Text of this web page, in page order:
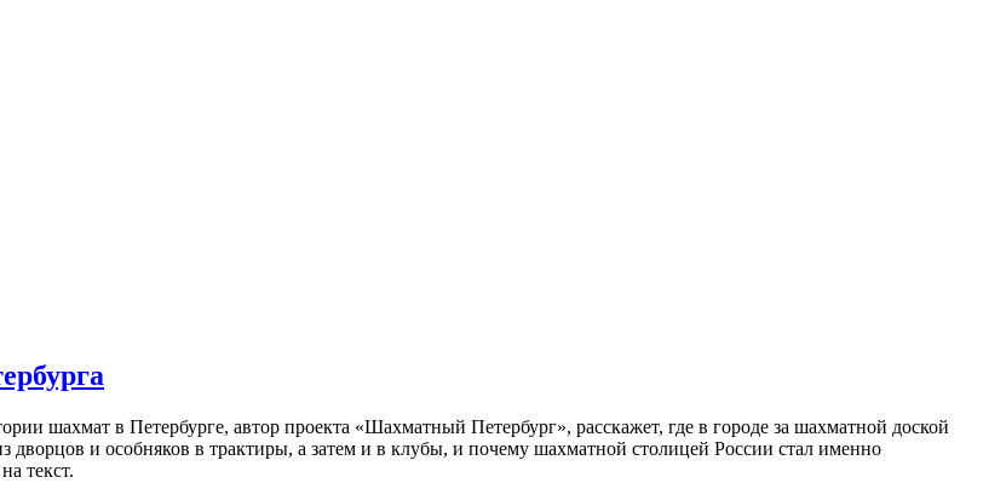
шахмат в Петербурге, автор проекта «Шахматный Петербург», расскажет, где в городе за шахматной доской
и особняков в трактиры, а затем и в клубы, и почему шахматной столицей России стал именно
текст.